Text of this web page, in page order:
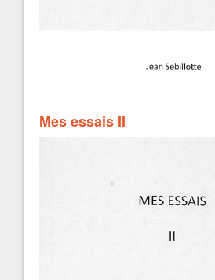
Mes essais II